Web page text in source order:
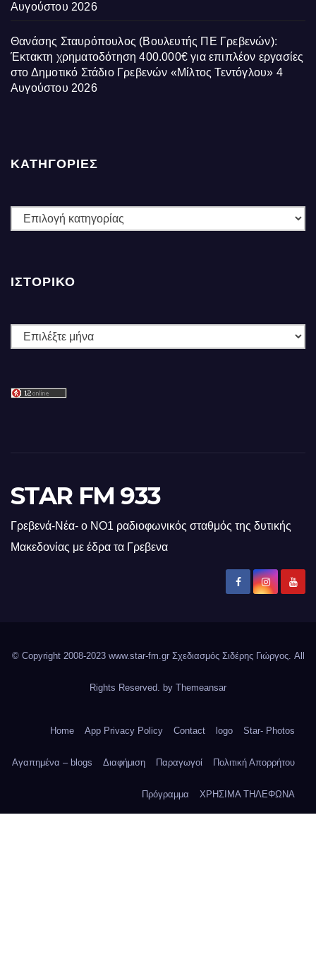
Αυγούστου 2026
Θανάσης Σταυρόπουλος (Βουλευτής ΠΕ Γρεβενών):
Έκτακτη χρηματοδότηση 400.000€ για επιπλέον εργασίες
στο Δημοτικό Στάδιο Γρεβενών «Μίλτος Τεντόγλου» 4
Αυγούστου 2026
ΚΑΤΗΓΟΡΙΕΣ
ΚΑΤΗΓΟΡΙΕΣ
ΙΣΤΟΡΙΚΌ
Ιστορικό
STAR FM 933
Γρεβενά-Νέα- ο ΝΟ1 ραδιοφωνικός σταθμός της δυτικής
Μακεδονίας με έδρα τα Γρεβενα
© Copyright 2008-2023 www.star-fm.gr Σχεδιασμός Σιδέρης Γιώργος. All
Rights Reserved. by Themeansar
Home App Privacy Policy Contact logo Star- Photos
Αγαπημένα – blogs Διαφήμιση Παραγωγοί Πολιτική Απορρήτου
Πρόγραμμα ΧΡΗΣΙΜΑ ΤΗΛΕΦΩΝΑ